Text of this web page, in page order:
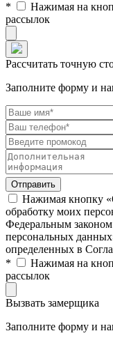
*
Нажимая на
рассылок
Рассчитать точную
Заполните форму и
Нажимая кнопку
обработку моих
Федеральным
персональных
определенных в
*
Нажимая на
рассылок
Вызвать замерщика
Заполните форму и